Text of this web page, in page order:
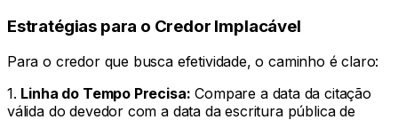
Estratégias para o Credor Implacável
Para o credor que busca efetividade, o caminho é claro:
1. Linha do Tempo Precisa: Compare a data da citação
válida do devedor com a data da escritura pública de